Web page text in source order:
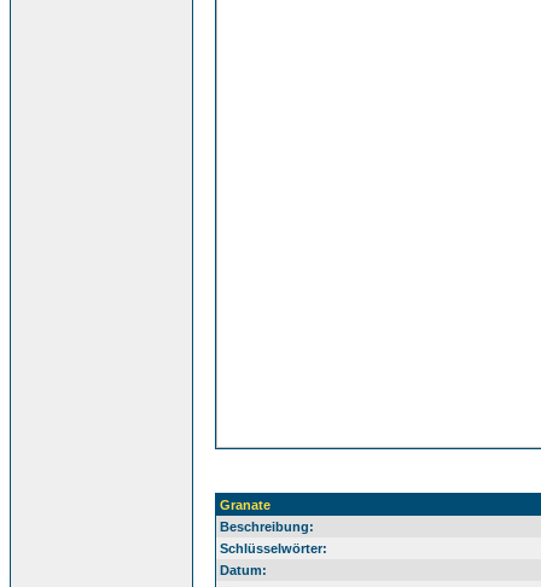
Granate
Beschreibung:
Schlüsselwörter:
Datum: